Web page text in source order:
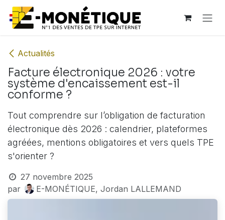
Se rendre au contenu
Actualités
Facture électronique 2026 : votre
système d'encaissement est-il
conforme ?
Tout comprendre sur l’obligation de facturation
électronique dès 2026 : calendrier, plateformes
agréées, mentions obligatoires et vers quels TPE
s'orienter ?
27 novembre 2025
par
E-MONÉTIQUE, Jordan LALLEMAND